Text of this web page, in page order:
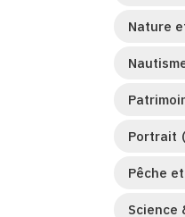
Nature
Portrait
Pêche
Science